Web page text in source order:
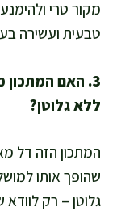
מקור טרי
טבעית ועשירה
3. האם
ללא גלוטן?
המתכון הזה דל
שהופך אותו
גלוטן – רק